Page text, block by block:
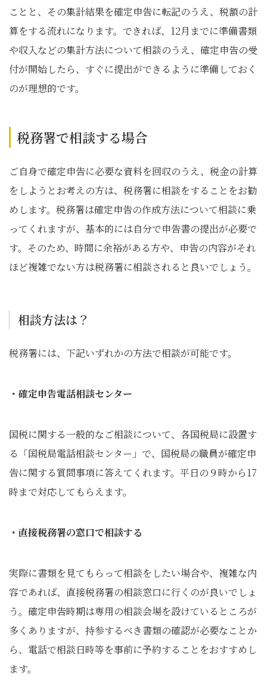
ことと、その集計結果を確定申告に転記のうえ、税額の計
算をする流れになります。できれば、12月までに準備書類
や収入などの集計方法について相談のうえ、確定申告の受
付が開始したら、すぐに提出ができるように準備しておく
のが理想的です。
税務署で相談する場合
ご自身で確定申告に必要な資料を回収のうえ、税金の計算
をしようとお考えの方は、税務署に相談をすることをお勧
めします。税務署は確定申告の作成方法について相談に乗
ってくれますが、基本的には自分で申告書の提出が必要で
す。そのため、時間に余裕がある方や、申告の内容がそれ
ほど複雑でない方は税務署に相談されると良いでしょう。
相談方法は？
税務署には、下記いずれかの方法で相談が可能です。
・確定申告電話相談センター
国税に関する一般的なご相談について、各国税局に設置す
る「国税局電話相談センター」で、国税局の職員が確定申
告に関する質問事項に答えてくれます。平日の９時から17
時まで対応してもらえます。
・直接税務署の窓口で相談する
実際に書類を見てもらって相談をしたい場合や、複雑な内
容であれば、直接税務署の相談窓口に行くのが良いでしょ
う。確定申告時期は専用の相談会場を設けているところが
多くありますが、持参するべき書類の確認が必要なことか
ら、電話で相談日時等を事前に予約することをおすすめし
ます。